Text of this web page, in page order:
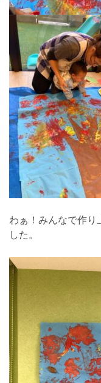
わぁ！みんなで作り
した。